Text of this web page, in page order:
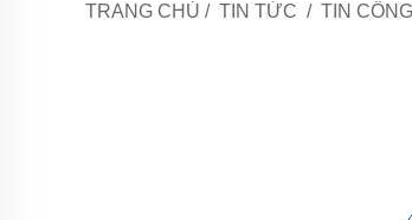
TRANG CHỦ / TIN TỨC / TIN